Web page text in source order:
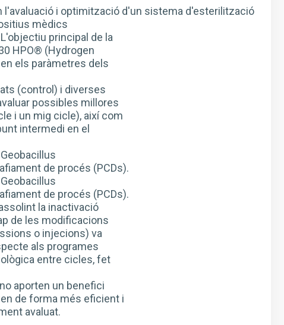
l'avaluació i optimització d'un sistema d'esterilització
mèdics
principal de la
HPO® (Hydrogen
els paràmetres dels
(control) i diverses
possibles millores
i un mig cicle), així com
intermedi en el
de procés (PCDs).
de procés (PCDs).
la inactivació
de les modificacions
o injecions) va
als programes
entre cicles, fet
aporten un benefici
de forma més eficient i
avaluat.